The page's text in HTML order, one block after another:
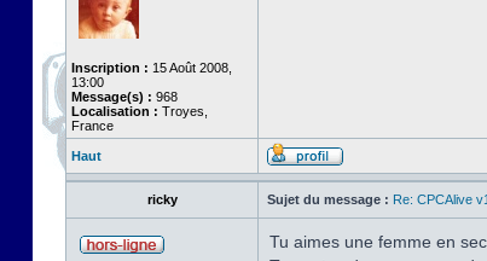
Inscription : 15 Août 2008,
13:00
Message(s) : 968
Localisation : Troyes,
France
Haut
ricky Sujet du message : Re: CPCAlive
Tu aimes une femme en